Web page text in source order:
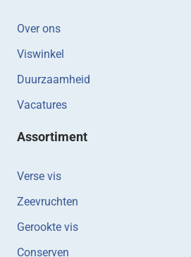
Over ons
Viswinkel
Duurzaamheid
Vacatures
Assortiment
Verse vis
Zeevruchten
Gerookte vis
Conserven